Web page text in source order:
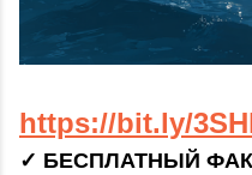
https://bit.ly/
✓ БЕСПЛАТНЫЙ